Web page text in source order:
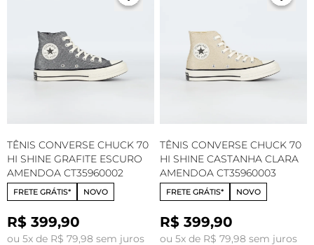
TÊNIS CONVERSE CHUCK 70
HI SHINE GRAFITE ESCURO
AMENDOA CT35960002
FRETE GRÁTIS* NOVO
R$ 399,90
ou 5x de R$ 79,98 sem juros
TÊNIS CONVERSE CHUCK 70
HI SHINE CASTANHA CLARA
AMENDOA CT35960003
FRETE GRÁTIS* NOVO
R$ 399,90
ou 5x de R$ 79,98 sem juros